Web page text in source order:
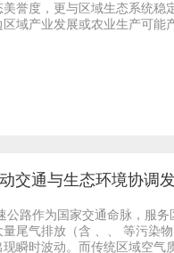
誉度，更与区域生态系统
域产业发展或农业生产可
交通与生态环境协调
路作为国家交通命脉，服
尾气排放（含 、、 等污染
瞬时波动。而传统区域空